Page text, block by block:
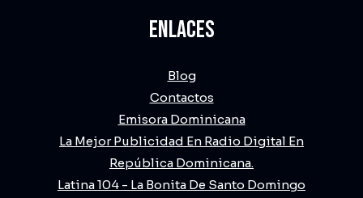
ENLACES
Blog
Contactos
Emisora Dominicana
La Mejor Publicidad En Radio Digital En
República Dominicana.
Latina 104 - La Bonita De Santo Domingo